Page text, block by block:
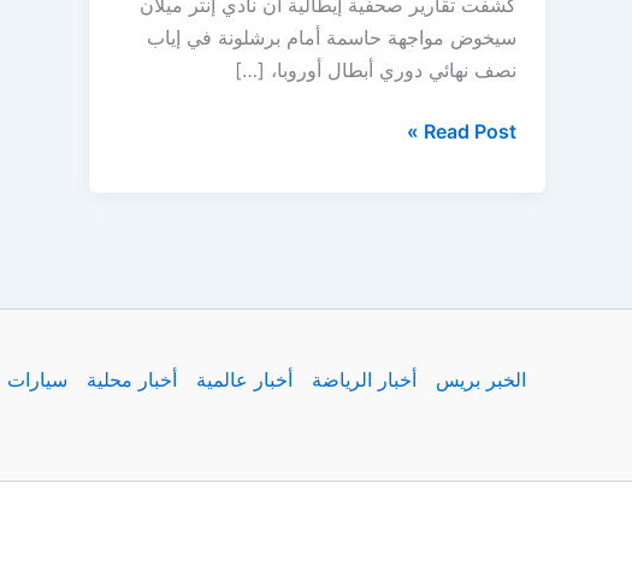
سيخوض مواجهة حاسمة أمام برشلونة في إياب
نصف نهائي دوري أبطال أوروبا، […]
صدمة
المصيرية!
Read Post »
الخبر بريس أخبار الرياضة أخبار عالمية أخبار محلية سيارات